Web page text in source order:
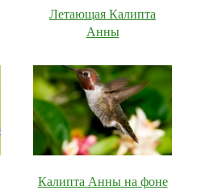
Летающая Калипта
Анны
Калипта Анны на фоне